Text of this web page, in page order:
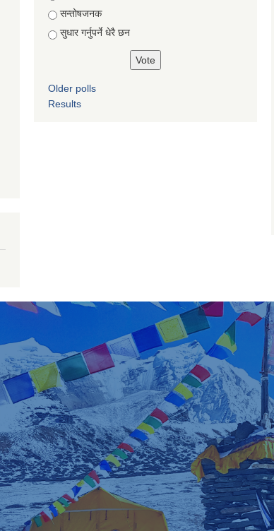
सन्तोषजनक
सुधार गर्नुपर्ने धेरै छन
Older polls
Results